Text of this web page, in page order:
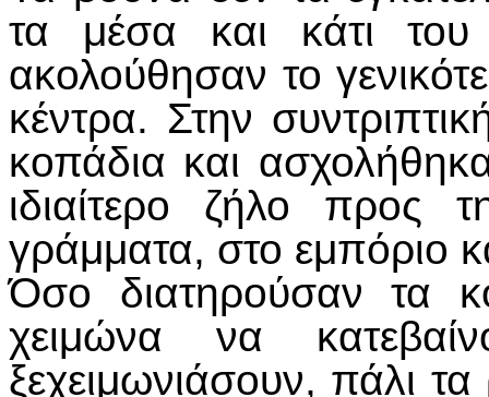
τα μέσα και κάτι
ακολούθησαν το
κέντρα. Στην
κοπάδια και
ιδιαίτερο ζήλο προς
γράμματα, στο εμπόριο
Όσο διατηρούσαν τα
χειμώνα να
ξεχειμωνιάσουν, πάλι